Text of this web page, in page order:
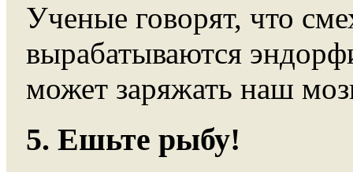
Ученые говорят, что
вырабатываются
может заряжать наш
5. Ешьте рыбу!